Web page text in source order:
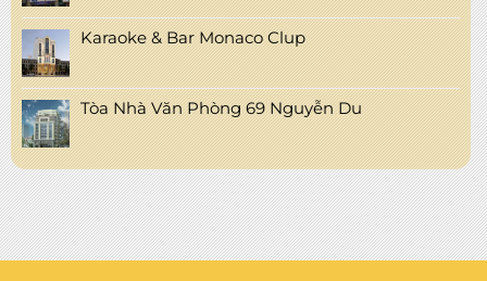
Karaoke & Bar Monaco Clup
Tòa Nhà Văn Phòng 69 Nguyễn Du